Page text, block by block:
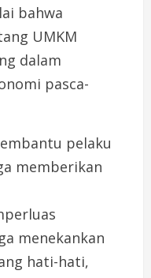
bahwa
UMKM
dalam
pasca-
pelaku
memberikan
menekankan
hati-hati,